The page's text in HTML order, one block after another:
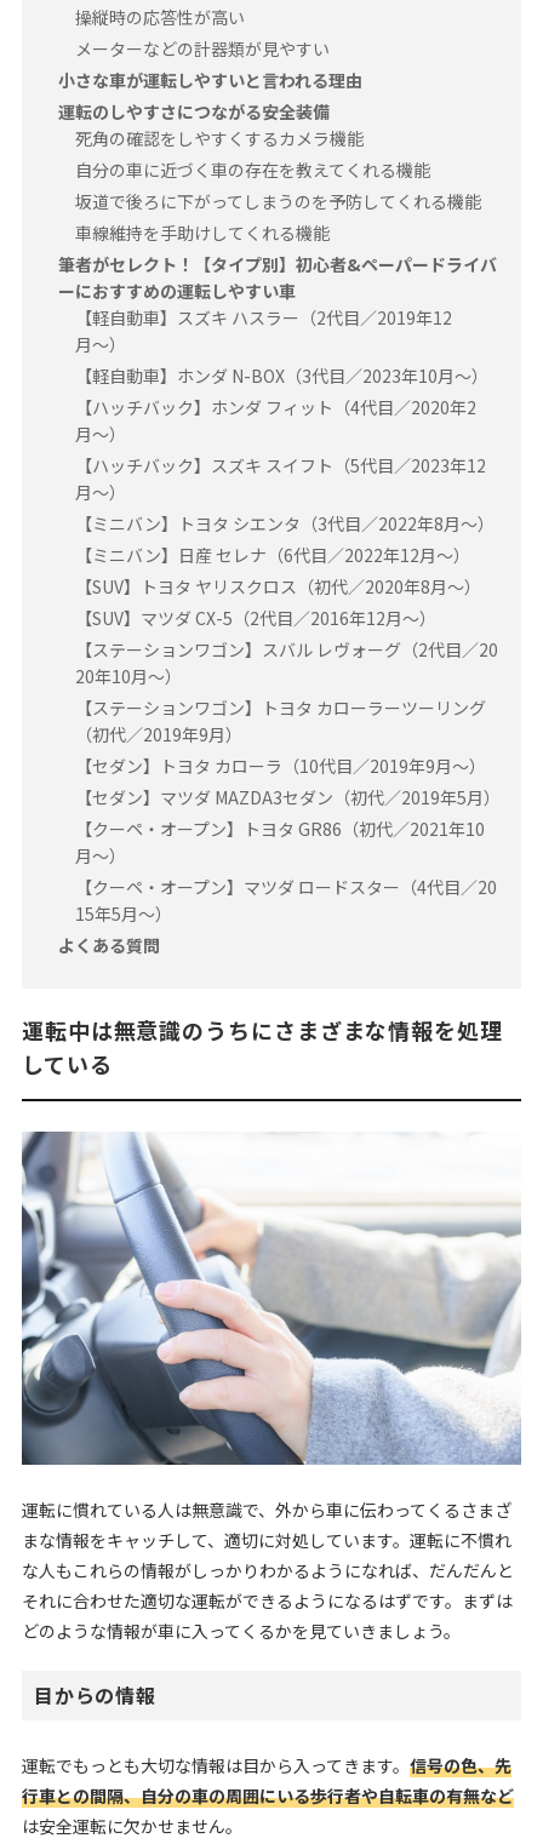
操縦時の応答性が高い
メーターなどの計器類が見やすい
小さな車が運転しやすいと言われる理由
運転のしやすさにつながる安全装備
死角の確認をしやすくするカメラ機能
自分の車に近づく車の存在を教えてくれる機能
坂道で後ろに下がってしまうのを予防してくれる機能
車線維持を手助けしてくれる機能
筆者がセレクト！【タイプ別】初心者&ペーパードライバ
ーにおすすめの運転しやすい車
【軽自動車】スズキ ハスラー（2代目／2019年12
月〜）
【軽自動車】ホンダ N-BOX（3代目／2023年10月〜）
【ハッチバック】ホンダ フィット（4代目／2020年2
月〜）
【ハッチバック】スズキ スイフト（5代目／2023年12
月〜）
【ミニバン】トヨタ シエンタ（3代目／2022年8月〜）
【ミニバン】日産 セレナ（6代目／2022年12月〜）
【SUV】トヨタ ヤリスクロス（初代／2020年8月〜）
【SUV】マツダ CX-5（2代目／2016年12月〜）
【ステーションワゴン】スバル レヴォーグ（2代目／20
20年10月〜）
【ステーションワゴン】トヨタ カローラーツーリング
（初代／2019年9月）
【セダン】トヨタ カローラ（10代目／2019年9月〜）
【セダン】マツダ MAZDA3セダン（初代／2019年5月）
【クーペ・オープン】トヨタ GR86（初代／2021年10
月〜）
【クーペ・オープン】マツダ ロードスター（4代目／20
15年5月〜）
よくある質問
運転中は無意識のうちにさまざまな情報を処理
している
運転に慣れている人は無意識で、外から車に伝わってくるさまざ
まな情報をキャッチして、適切に対処しています。運転に不慣れ
な人もこれらの情報がしっかりわかるようになれば、だんだんと
それに合わせた適切な運転ができるようになるはずです。まずは
どのような情報が車に入ってくるかを見ていきましょう。
目からの情報
運転でもっとも大切な情報は目から入ってきます。 信号の色、先
行車との間隔、自分の車の周囲にいる歩行者や自転車の有無など
は安全運転に欠かせません。